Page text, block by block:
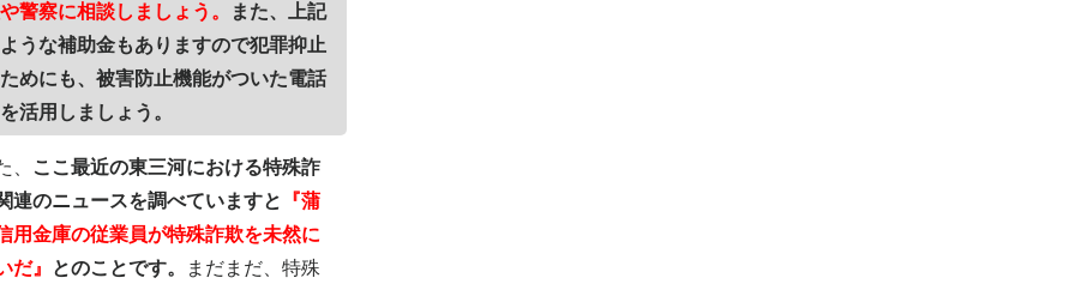
警察に相談しましょう。
また、上記
うな補助金もありますので犯罪抑止
めにも、被害防止機能がついた電話
活用しましょう。
、
ここ最近の東三河における特殊詐
連のニュースを調べていますと
『蒲
用金庫の従業員が特殊詐欺を未然に
だ』
とのことです。
まだまだ、特殊